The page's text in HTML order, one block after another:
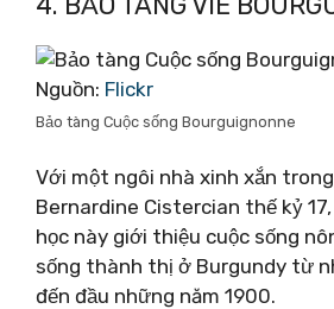
Nguồn: Flickr
Bảo tàng Cuộc sống Bourguignonne
Với một ngôi nhà xinh xắn
Bernardine Cistercian thế kỷ
học này giới thiệu cuộc sống
sống thành thị ở Burgundy từ
đến đầu những năm 1900.